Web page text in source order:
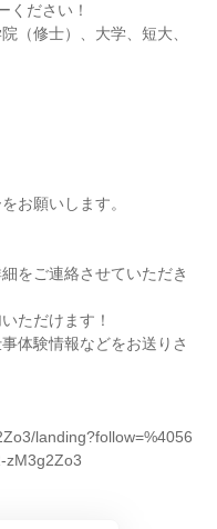
ください！
（修士）、大学、短大、
お願いします。
をご連絡させていただき
ただけます！
体験情報などをお送りさ
landing?follow=%4056
zM3g2Zo3